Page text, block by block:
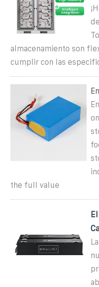
almacenamiento son
cumplir con las
the full value